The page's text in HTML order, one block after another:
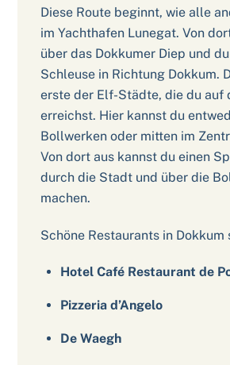
Diese Route beginnt, wie alle
im Yachthafen Lunegat. Von
über das Dokkumer Diep und
Schleuse in Richtung Dokkum.
erste der Elf-Städte, die du auf
erreichst. Hier kannst du
Bollwerken oder mitten im
Von dort aus kannst du einen
durch die Stadt und über die
machen.
Schöne Restaurants in Dokkum
Hotel Café Restaurant de
Pizzeria d’Angelo
De Waegh